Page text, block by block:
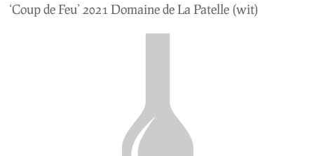
‘Coup de Feu’ 2021 Domaine de La Patelle (wit)